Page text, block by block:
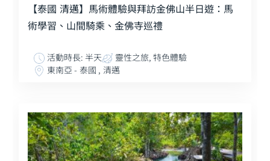
【泰國 清邁】馬術體驗與拜訪金佛山半日遊：馬
術學習、山間騎乘、金佛寺巡禮
活動時長: 半天
靈性之旅, 特色體驗
東南亞 - 泰國 , 清邁